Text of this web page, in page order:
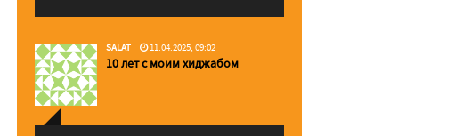
SALAT 11.04.2025, 09:02
10 лет с моим хиджабом